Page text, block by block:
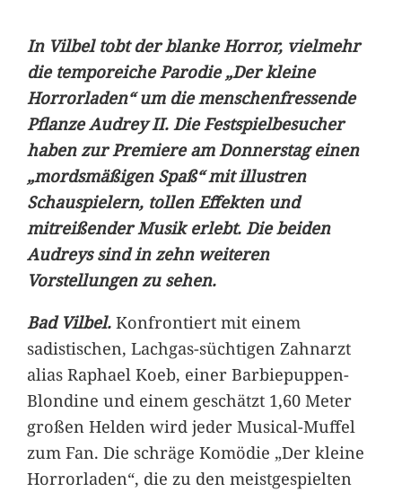
In Vilbel tobt der blanke Horror, vielmehr
die temporeiche Parodie „Der kleine
Horrorladen“ um die menschenfressende
Pflanze Audrey II. Die Festspielbesucher
haben zur Premiere am Donnerstag einen
„mordsmäßigen Spaß“ mit illustren
Schauspielern, tollen Effekten und
mitreißender Musik erlebt. Die beiden
Audreys sind in zehn weiteren
Vorstellungen zu sehen.
Bad Vilbel. Konfrontiert mit einem
sadistischen, Lachgas-süchtigen Zahnarzt
alias Raphael Koeb, einer Barbiepuppen-
Blondine und einem geschätzt 1,60 Meter
großen Helden wird jeder Musical-Muffel
zum Fan. Die schräge Komödie „Der kleine
Horrorladen“, die zu den meistgespielten